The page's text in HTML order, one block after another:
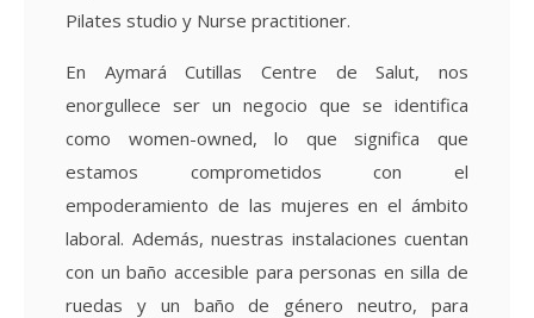
Pilates studio y Nurse practitioner.
En Aymará Cutillas Centre de Salut, nos
enorgullece ser un negocio que se identifica
como women-owned, lo que significa que
estamos comprometidos con el
empoderamiento de las mujeres en el ámbito
laboral. Además, nuestras instalaciones cuentan
con un baño accesible para personas en silla de
ruedas y un baño de género neutro, para